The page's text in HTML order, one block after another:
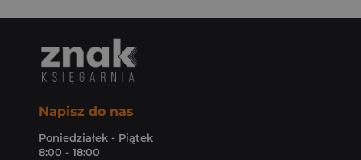
Napisz do nas
Poniedziałek - Piątek
8:00 - 18:00